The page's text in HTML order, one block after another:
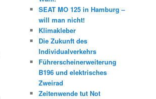
SEAT MO 125 in Hamburg –
will man nicht!
Klimakleber
Die Zukunft des
Individualverkehrs
Führerscheinerweiterung
B196 und elektrisches
Zweirad
Zeitenwende tut Not